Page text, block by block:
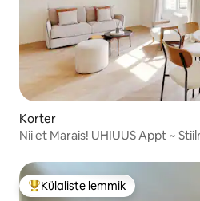
Korter
Nii et Marais! UHIUUS Appt ~
Külaliste suur lemmik
Külaliste lemmik